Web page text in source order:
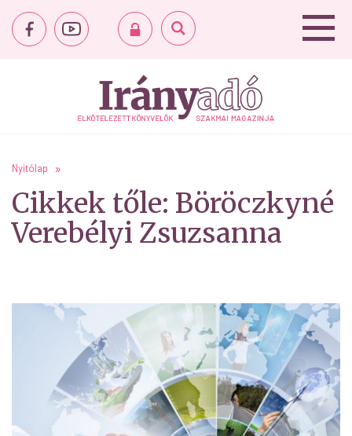
Nyitólap
Cikkek tőle: Böröczkyné
Verebélyi Zsuzsanna